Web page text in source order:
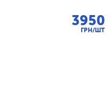
3950
ГРН/ШТ